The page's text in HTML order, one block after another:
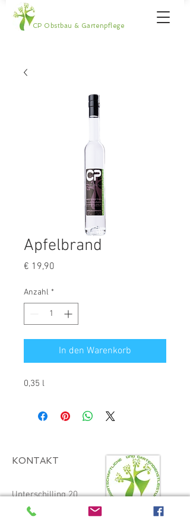
CP Obstbau & Gartenpflege
Apfelbrand
€ 19,90
Anzahl *
In den Warenkorb
0,35 l
KONTAKT
Unterschilling 20
2413 Berg